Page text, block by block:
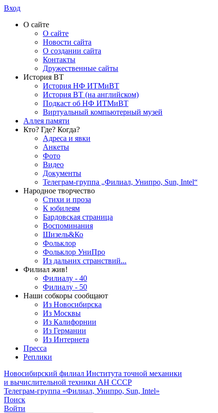
Вход
О сайте
О сайте
Новости сайта
О создании сайта
Контакты
Дружественные сайты
История ВТ
История НФ ИТМиВТ
История ВТ (на английском)
Подкаст об НФ ИТМиВТ
Виртуальный компьютерный музей
Аллея памяти
Кто? Где? Когда?
Адреса и явки
Анкеты
Фото
Видео
Документы
Телеграм-группа „Филиал, Унипро, Sun, Intel“
Народное творчество
Стихи и проза
К юбилеям
Бардовская страница
Воспоминания
Шизель&Ко
Фольклор
Фольклор УниПро
Из дальних странствий...
Филиал жив!
Филиалу - 40
Филиалу - 50
Наши собкоры сообщают
Из Новосибирска
Из Москвы
Из Калифорнии
Из Германии
Из Интернета
Пресса
Реплики
Новосибирский филиал Института точной механики
и вычислительной техники АН СССР
Телеграм-группа «Филиал, Унипро, Sun, Intel»
Поиск
Войти